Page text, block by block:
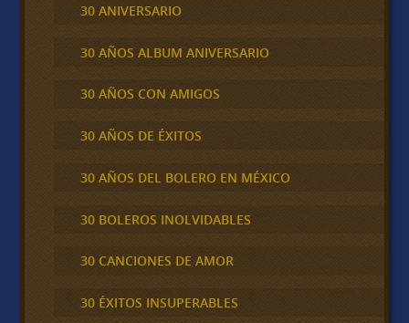
30 ANIVERSARIO
30 AÑOS ALBUM ANIVERSARIO
30 AÑOS CON AMIGOS
30 AÑOS DE ÉXITOS
30 AÑOS DEL BOLERO EN MÉXICO
30 BOLEROS INOLVIDABLES
30 CANCIONES DE AMOR
30 ÉXITOS INSUPERABLES